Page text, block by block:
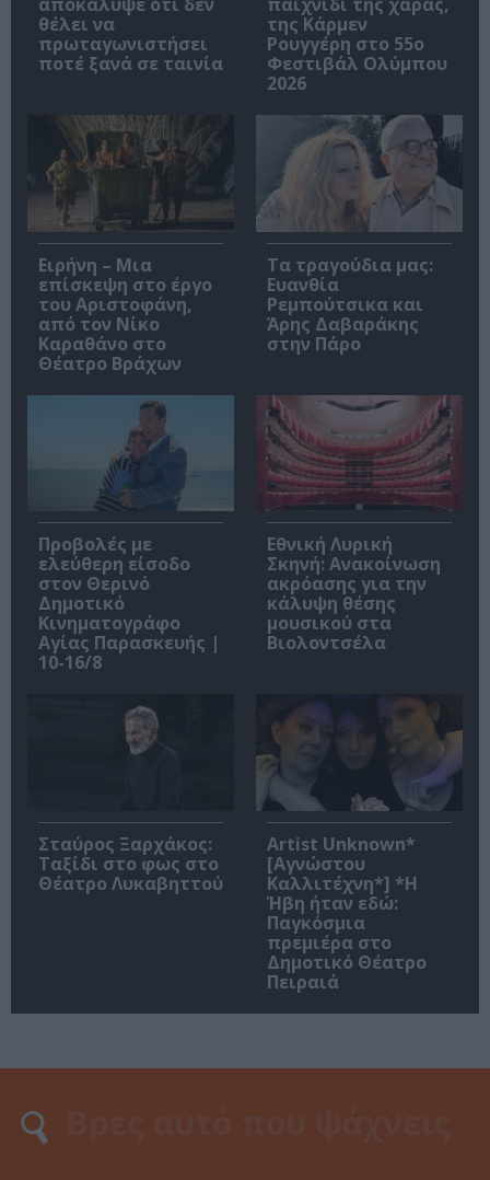
θέλει να
πρωταγωνιστήσει
ποτέ ξανά σε ταινία
της Κάρμεν
Ρουγγέρη στο 55ο
Φεστιβάλ Ολύμπου
2026
Ειρήνη – Μια
επίσκεψη στο έργο
του Αριστοφάνη,
από τον Νίκο
Καραθάνο στο
Θέατρο Βράχων
Τα τραγούδια μας:
Ευανθία
Ρεμπούτσικα και
Άρης Δαβαράκης
στην Πάρο
Προβολές με
ελεύθερη είσοδο
στον Θερινό
Δημοτικό
Κινηματογράφο
Αγίας Παρασκευής |
10-16/8
Εθνική Λυρική
Σκηνή: Ανακοίνωση
ακρόασης για την
κάλυψη θέσης
μουσικού στα
Βιολοντσέλα
Σταύρος Ξαρχάκος:
Ταξίδι στο φως στο
Θέατρο Λυκαβηττού
Artist Unknown*
[Αγνώστου
Καλλιτέχνη*] *Η
Ήβη ήταν εδώ:
Παγκόσμια
πρεμιέρα στο
Δημοτικό Θέατρο
Πειραιά